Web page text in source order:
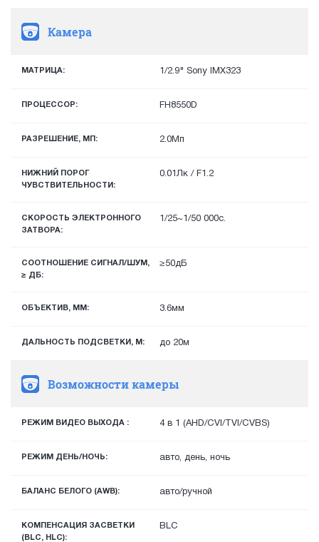
Камера
МАТРИЦА: 1/2.9" Sony IMX323
ПРОЦЕССОР: FH8550D
РАЗРЕШЕНИЕ, МП: 2.0Мп
НИЖНИЙ ПОРОГ
ЧУВСТВИТЕЛЬНОСТИ:
0.01Лк / F1.2
СКОРОСТЬ ЭЛЕКТРОННОГО
ЗАТВОРА:
1/25~1/50 000с.
СООТНОШЕНИЕ СИГНАЛ/ШУМ,
≥ ДБ:
≥50дБ
ОБЪЕКТИВ, ММ: 3.6мм
ДАЛЬНОСТЬ ПОДСВЕТКИ, М: до 20м
Возможности камеры
РЕЖИМ ВИДЕО ВЫХОДА : 4 в 1 (AHD/CVI/TVI/CVBS)
РЕЖИМ ДЕНЬ/НОЧЬ: авто, день, ночь
БАЛАНС БЕЛОГО (AWB): авто/ручной
КОМПЕНСАЦИЯ ЗАСВЕТКИ
(BLC, HLC):
BLC